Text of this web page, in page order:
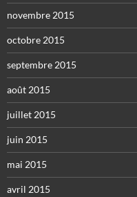
novembre 2015
octobre 2015
septembre 2015
août 2015
juillet 2015
juin 2015
mai 2015
avril 2015